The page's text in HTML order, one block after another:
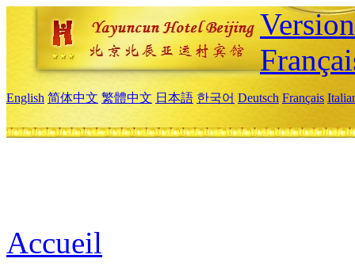
English 简体中文 繁體中文 日本語 한국어 Deutsch Français
Accueil